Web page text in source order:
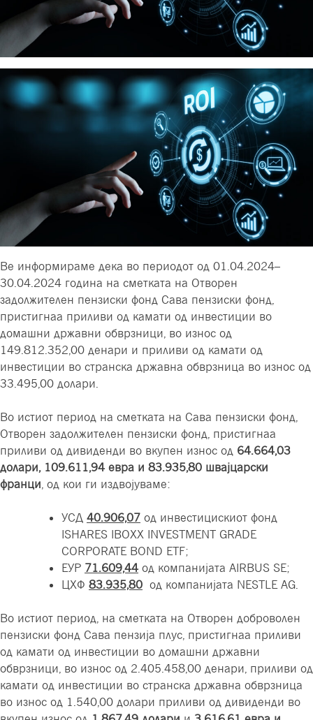
Ве информираме дека во периодот од 01.04.2024–
30.04.2024 година на сметката на Отворен
задолжителен пензиски фонд Сава пензиски фонд,
пристигнаа приливи од камати од инвестиции во
домашни државни обврзници, во износ од
149.812.352,00 денари и приливи од камати од
инвестиции во странска државна обврзница во износ од
33.495,00 долари.
Во истиот период на сметката на Сава пензиски фонд,
Отворен задолжителен пензиски фонд, пристигнаа
приливи од дивиденди во вкупен износ од 64.664,03
долари, 109.611,94 евра и 83.935,80 швајцарски
франци , од кои ги издвојуваме:
УСД 40.906,07 од инвестицискиот фонд
ISHARES IBOXX INVESTMENT GRADE
CORPORATE BOND ETF;
ЕУР 71.609,44 од компанијата AIRBUS SE;
ЦХФ 83.935,80 од компанијата NESTLE AG.
Во истиот период, на сметката на Отворен доброволен
пензиски фонд Сава пензија плус, пристигнаа приливи
од камати од инвестиции во домашни државни
обврзници, во износ од 2.405.458,00 денари, приливи од
камати од инвестиции во странска државна обврзница
во износ од 1.540,00 долари приливи од дивиденди во